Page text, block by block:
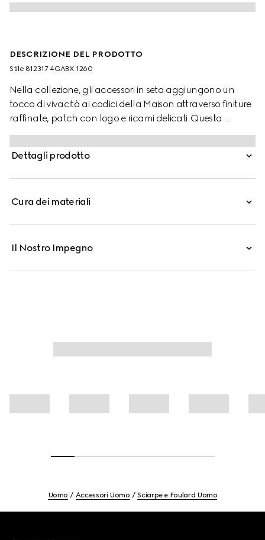
DESCRIZIONE DEL PRODOTTO
Stile ‎812317 4GABX 1260
Nella collezione, gli accessori in seta aggiungono un
tocco di vivacità ai codici della Maison attraverso finiture
raffinate, patch con logo e ricami delicati. Questa
sciarpa è realizzata in jacquard di cashmere GG e
impreziosita da finiture con frange.
Dettagli prodotto
Cura dei materiali
Il Nostro Impegno
Uomo Accessori Uomo Sciarpe e Foulard Uomo